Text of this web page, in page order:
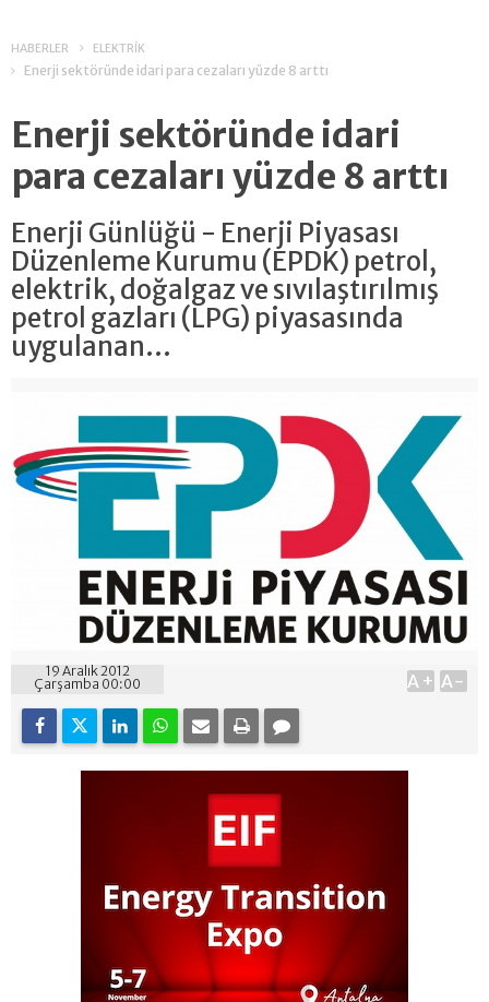
HABERLER ELEKTRİK
Enerji sektöründe idari para cezaları yüzde 8 arttı
Enerji sektöründe idari
para cezaları yüzde 8 arttı
Enerji Günlüğü - Enerji Piyasası
Düzenleme Kurumu (EPDK) petrol,
elektrik, doğalgaz ve sıvılaştırılmış
petrol gazları (LPG) piyasasında
uygulanan...
19 Aralık 2012
Çarşamba 00:00
A+ A-